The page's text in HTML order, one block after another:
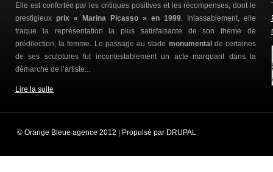
Elle est confortée par les critiques positives et les récompenses, dont le
prestigieux prix « Marina Picasso » en 1999. Inlassablement, elle
traque la représentation la plus satisfaisante de son thème de
prédilection, la femme. Le passage au stade monumental de certaines
de ses sculptures fut incontestablement un acte marquant dans la
démarche de l’artiste...
Lire la suite
© Orange Bleue agence 2012 Propulsé par DRUPAL